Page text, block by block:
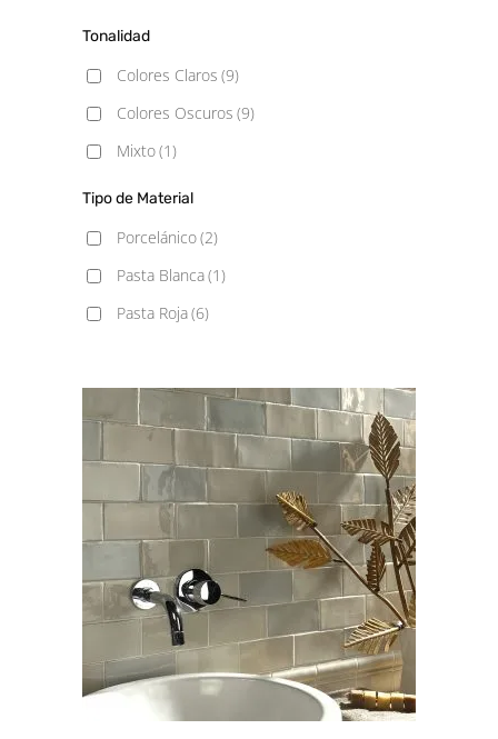
Tonalidad
Colores Claros (9)
Colores Oscuros (9)
Mixto(1)
Tipo de Material
Porcelánico(2)
Pasta Blanca(1)
Pasta Roja(6)